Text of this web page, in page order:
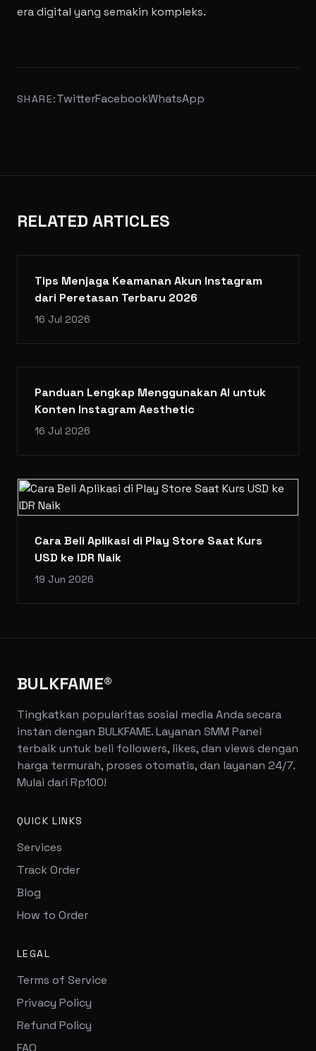
era digital yang semakin kompleks.
SHARE:TwitterFacebookWhatsApp
RELATED ARTICLES
Tips Menjaga Keamanan Akun Instagram
dari Peretasan Terbaru 2026
16 Jul 2026
Panduan Lengkap Menggunakan AI untuk
Konten Instagram Aesthetic
16 Jul 2026
Cara Beli Aplikasi di Play Store Saat Kurs
USD ke IDR Naik
19 Jun 2026
BULKFAME®
Tingkatkan popularitas sosial media Anda secara
instan dengan BULKFAME. Layanan SMM Panel
terbaik untuk beli followers, likes, dan views dengan
harga termurah, proses otomatis, dan layanan 24/7.
Mulai dari Rp100!
QUICK LINKS
Services
Track Order
Blog
How to Order
LEGAL
Terms of Service
Privacy Policy
Refund Policy
FAQ